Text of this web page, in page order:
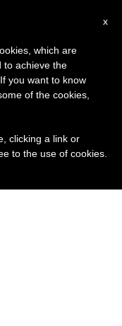
x
which are
to achieve the
you want to know
of the cookies,
clicking a link or
to the use of cookies.